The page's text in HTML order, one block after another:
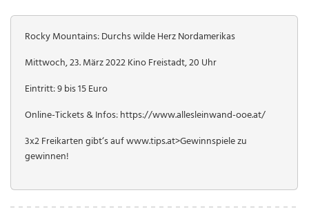
Rocky Mountains: Durchs wilde Herz Nordamerikas
Mittwoch, 23. März 2022 Kino Freistadt, 20 Uhr
Eintritt: 9 bis 15 Euro
Online-Tickets & Infos: https://www.allesleinwand-ooe.at/
3x2 Freikarten gibt‘s auf www.tips.at>Gewinnspiele zu
gewinnen!